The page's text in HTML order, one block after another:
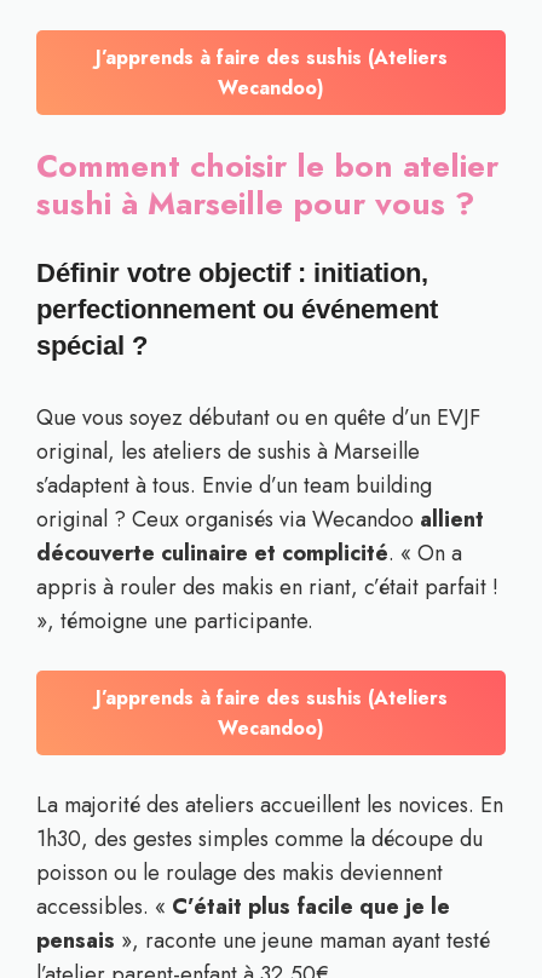
J’apprends à faire des sushis (Ateliers
Wecandoo)
Comment choisir le bon atelier
sushi à Marseille pour vous ?
Définir votre objectif : initiation,
perfectionnement ou événement
spécial ?
Que vous soyez débutant ou en quête d’un EVJF
original, les ateliers de sushis à Marseille
s’adaptent à tous. Envie d’un team building
original ? Ceux organisés via Wecandoo allient
découverte culinaire et complicité. « On a
appris à rouler des makis en riant, c’était parfait !
», témoigne une participante.
J’apprends à faire des sushis (Ateliers
Wecandoo)
La majorité des ateliers accueillent les novices. En
1h30, des gestes simples comme la découpe du
poisson ou le roulage des makis deviennent
accessibles. « C’était plus facile que je le
pensais », raconte une jeune maman ayant testé